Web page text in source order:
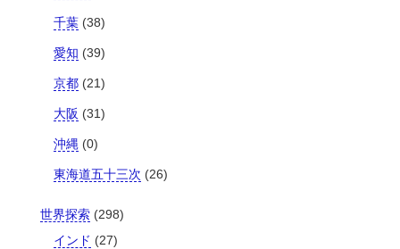
千葉(38)
愛知 (39)
京都(21)
大阪 (31)
沖縄(0)
東海道五十三次 (26)
世界探索(298)
インド (27)